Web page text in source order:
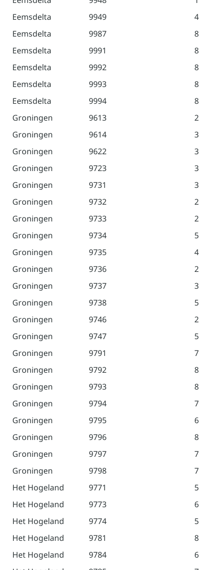
Eemsdelta
9949
4
Eemsdelta
9987
8
Eemsdelta
9991
8
Eemsdelta
9992
8
Eemsdelta
9993
8
Eemsdelta
9994
8
Groningen
9613
2
Groningen
9614
3
Groningen
9622
3
Groningen
9723
3
Groningen
9731
3
Groningen
9732
2
Groningen
9733
2
Groningen
9734
5
Groningen
9735
4
Groningen
9736
2
Groningen
9737
3
Groningen
9738
5
Groningen
9746
2
Groningen
9747
5
Groningen
9791
7
Groningen
9792
8
Groningen
9793
8
Groningen
9794
7
Groningen
9795
6
Groningen
9796
8
Groningen
9797
7
Groningen
9798
7
Het Hogeland
9771
5
Het Hogeland
9773
6
Het Hogeland
9774
5
Het Hogeland
9781
8
Het Hogeland
9784
6